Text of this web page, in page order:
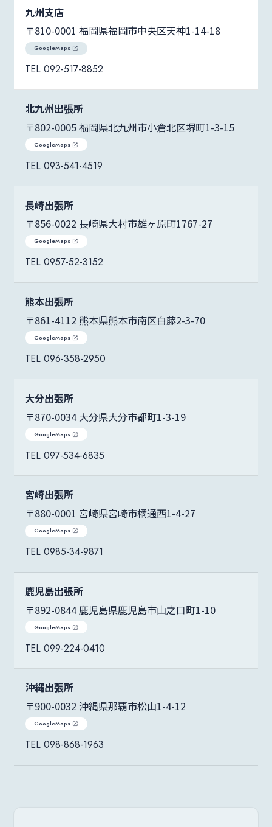
九州支店
〒810-0001 福岡県福岡市中央区天神1-14-18
GoogleMaps
092-517-8852
北九州出張所
〒802-0005 福岡県北九州市小倉北区堺町1-3-15
GoogleMaps
093-541-4519
長崎出張所
〒856-0022 長崎県大村市雄ヶ原町1767-27
GoogleMaps
0957-52-3152
熊本出張所
〒861-4112 熊本県熊本市南区白藤2-3-70
GoogleMaps
096-358-2950
大分出張所
〒870-0034 大分県大分市都町1-3-19
GoogleMaps
097-534-6835
宮崎出張所
〒880-0001 宮崎県宮崎市橘通西1-4-27
GoogleMaps
0985-34-9871
鹿児島出張所
〒892-0844 鹿児島県鹿児島市山之口町1-10
GoogleMaps
099-224-0410
沖縄出張所
〒900-0032 沖縄県那覇市松山1-4-12
GoogleMaps
098-868-1963